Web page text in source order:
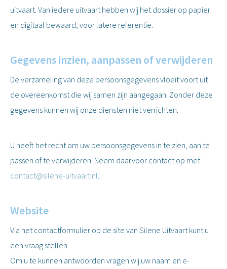
uitvaart. Van iedere uitvaart hebben wij het dossier op papier
en digitaal bewaard, voor latere referentie.
Gegevens inzien, aanpassen of verwijderen
De verzameling van deze persoonsgegevens vloeit voort uit
de overeenkomst die wij samen zijn aangegaan. Zonder deze
gegevens kunnen wij onze diensten niet verrichten.
U heeft het recht om uw persoonsgegevens in te zien, aan te
passen of te verwijderen. Neem daarvoor contact op met
contact@silene-uitvaart.nl.
Website
Via het contactformulier op de site van Silene Uitvaart kunt u
een vraag stellen.
Om u te kunnen antwoorden vragen wij uw naam en e-